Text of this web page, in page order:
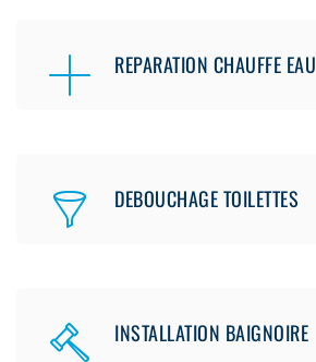
REPARATION CHAUFFE EAU
DEBOUCHAGE TOILETTES
INSTALLATION BAIGNOIRE